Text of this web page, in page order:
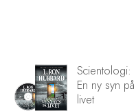
Scientologi:
En ny syn på
livet